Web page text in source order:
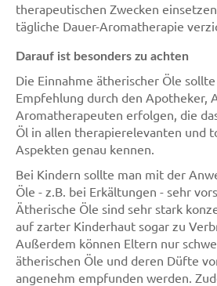
therapeutischen Zwecken
tägliche Dauer-Aromatherapie
Darauf ist besonders zu achten
Die Einnahme ätherischer Öle
Empfehlung durch den Apotheker,
Aromatherapeuten erfolgen, die
Öl in allen therapierelevanten und
Aspekten genau kennen.
Bei Kindern sollte man mit der
Öle - z.B. bei Erkältungen - sehr
Ätherische Öle sind sehr stark
auf zarter Kinderhaut sogar zu
Außerdem können Eltern nur
ätherischen Öle und deren Düfte
angenehm empfunden werden.